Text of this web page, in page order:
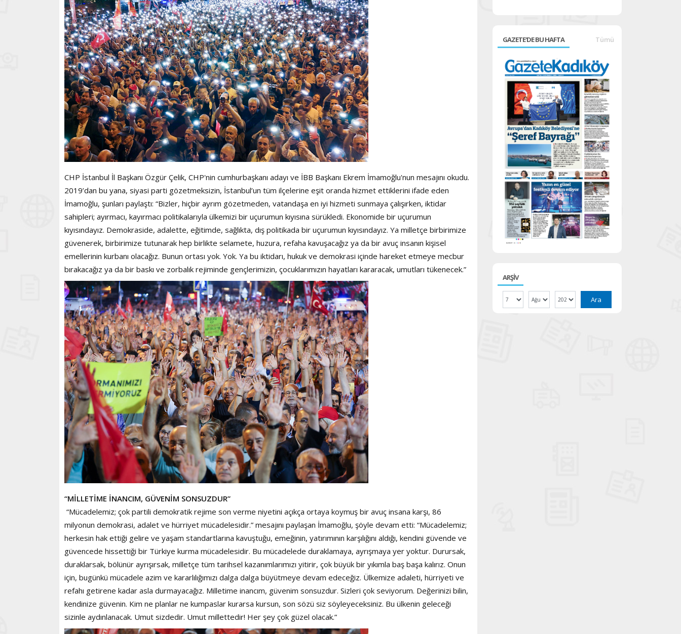
CHP İstanbul İl Başkanı Özgür Çelik, CHP'nin cumhurbaşkanı adayı ve İBB Başkanı Ekrem İmamoğlu'nun mesajını okudu.
2019’dan bu yana, siyasi parti gözetmeksizin, İstanbul’un tüm ilçelerine eşit oranda hizmet ettiklerini ifade eden
İmamoğlu, şunları paylaştı: “Bizler, hiçbir ayrım gözetmeden, vatandaşa en iyi hizmeti sunmaya çalışırken, iktidar
sahipleri; ayırmacı, kayırmacı politikalarıyla ülkemizi bir uçurumun kıyısına sürükledi. Ekonomide bir uçurumun
kıyısındayız. Demokraside, adalette, eğitimde, sağlıkta, dış politikada bir uçurumun kıyısındayız. Ya milletçe birbirimize
güvenerek, birbirimize tutunarak hep birlikte selamete, huzura, refaha kavuşacağız ya da bir avuç insanın kişisel
emellerinin kurbanı olacağız. Bunun ortası yok. Yok. Ya bu iktidarı, hukuk ve demokrasi içinde hareket etmeye mecbur
bırakacağız ya da bir baskı ve zorbalık rejiminde gençlerimizin, çocuklarımızın hayatları kararacak, umutları tükenecek.”
“MİLLETİME İNANCIM, GÜVENİM SONSUZDUR”
“Mücadelemiz; çok partili demokratik rejime son verme niyetini açıkça ortaya koymuş bir avuç insana karşı, 86
milyonun demokrasi, adalet ve hürriyet mücadelesidir.” mesajını paylaşan İmamoğlu, şöyle devam etti: “Mücadelemiz;
herkesin hak ettiği gelire ve yaşam standartlarına kavuştuğu, emeğinin, yatırımının karşılığını aldığı, kendini güvende ve
güvencede hissettiği bir Türkiye kurma mücadelesidir. Bu mücadelede duraklamaya, ayrışmaya yer yoktur. Durursak,
duraklarsak, bölünür ayrışırsak, milletçe tüm tarihsel kazanımlarımızı yitirir, çok büyük bir yıkımla baş başa kalırız. Onun
için, bugünkü mücadele azim ve kararlılığımızı dalga dalga büyütmeye devam edeceğiz. Ülkemize adaleti, hürriyeti ve
refahı getirene kadar asla durmayacağız. Milletime inancım, güvenim sonsuzdur. Sizleri çok seviyorum. Değerinizi bilin,
kendinize güvenin. Kim ne planlar ne kumpaslar kurarsa kursun, son sözü siz söyleyeceksiniz. Bu ülkenin geleceği
sizinle aydınlanacak. Umut sizdedir. Umut millettedir! Her şey çok güzel olacak.”
GAZETE'DE BU HAFTA Tümü
ARŞİV
Ara